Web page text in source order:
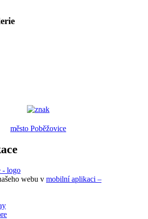
město Poběžovice
webu v mobilní aplikaci –